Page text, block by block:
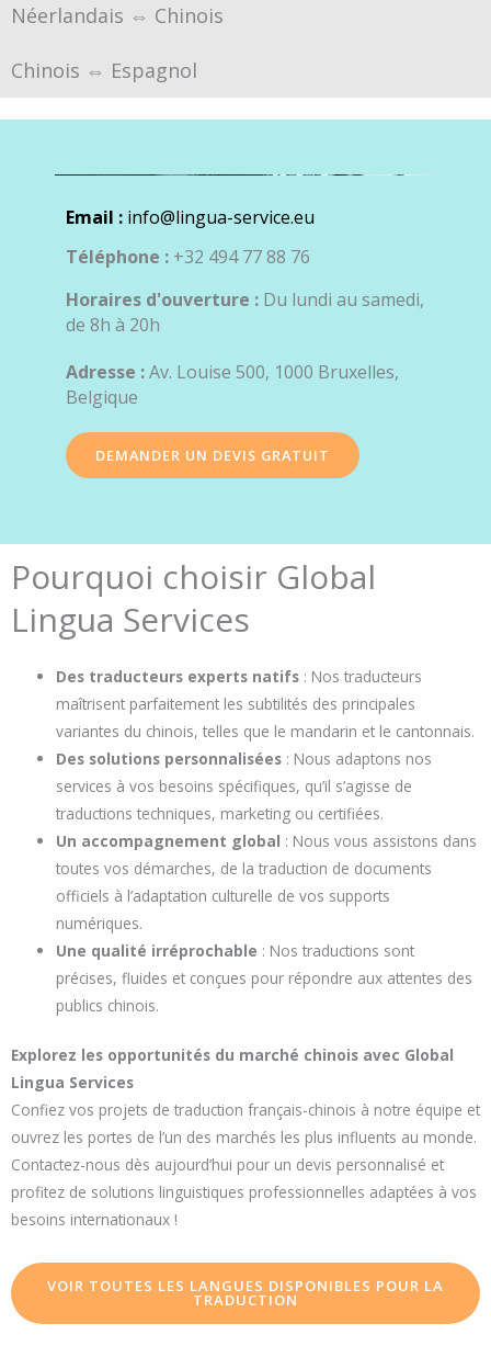
Néerlandais ⇔ Chinois
Chinois ⇔ Espagnol
Email : info@lingua-service.eu
Téléphone : +32 494 77 88 76
Horaires d'ouverture : Du lundi au samedi,
de 8h à 20h
Adresse :Av. Louise 500, 1000 Bruxelles,
Belgique
DEMANDER UN DEVIS GRATUIT
Pourquoi choisir Global
Lingua Services
Des traducteurs experts natifs : Nos traducteurs
maîtrisent parfaitement les subtilités des principales
variantes du chinois, telles que le mandarin et le cantonnais.
Des solutions personnalisées : Nous adaptons nos
services à vos besoins spécifiques, qu’il s’agisse de
traductions techniques, marketing ou certifiées.
Un accompagnement global : Nous vous assistons dans
toutes vos démarches, de la traduction de documents
officiels à l’adaptation culturelle de vos supports
numériques.
Une qualité irréprochable : Nos traductions sont
précises, fluides et conçues pour répondre aux attentes des
publics chinois.
Explorez les opportunités du marché chinois avec Global
Lingua Services
Confiez vos projets de traduction français-chinois à notre équipe et
ouvrez les portes de l’un des marchés les plus influents au monde.
Contactez-nous dès aujourd’hui pour un devis personnalisé et
profitez de solutions linguistiques professionnelles adaptées à vos
besoins internationaux !
VOIR TOUTES LES LANGUES DISPONIBLES POUR LA
TRADUCTION